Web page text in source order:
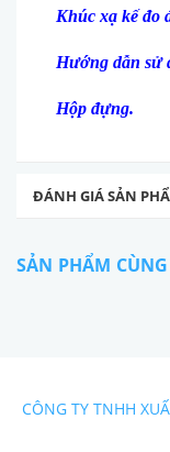
Khúc xạ kế đo
Hướng dẫn sử
Hộp đựng.
ĐÁNH GIÁ SẢN
SẢN PHẨM
CÔNG TY TNHH